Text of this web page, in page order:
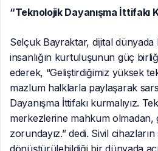
“Teknolojik Dayanışma İttifakı
Selçuk Bayraktar, dijital dünyada
insanlığın kurtuluşunun güç
ederek, “Geliştirdiğimiz yüksek
mazlum halklarla paylaşarak
Dayanışma İttifakı kurmalıyız.
merkezlerine mahkum
zorundayız.” dedi. Sivil cihazların